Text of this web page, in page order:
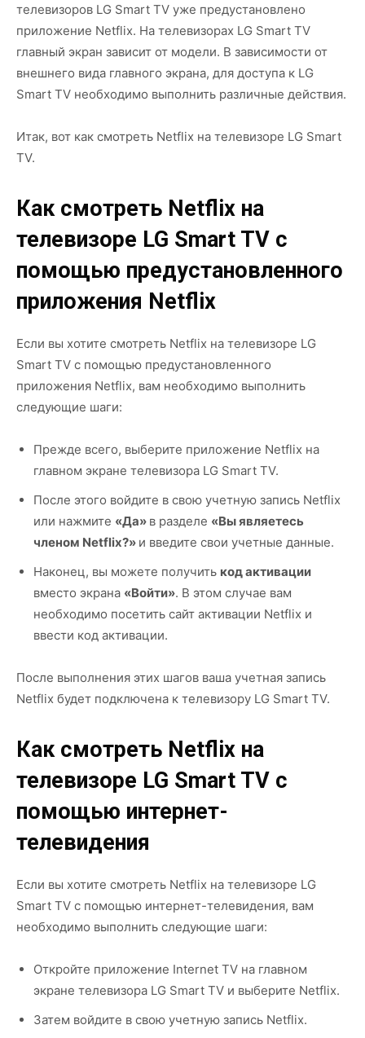
телевизоров LG Smart TV уже предустановлено
приложение Netflix. На телевизорах LG Smart TV
главный экран зависит от модели. В зависимости от
внешнего вида главного экрана, для доступа к LG
Smart TV необходимо выполнить различные действия.
Итак, вот как смотреть Netflix на телевизоре LG Smart
TV.
Как смотреть Netflix на
телевизоре LG Smart TV с
помощью предустановленного
приложения Netflix
Если вы хотите смотреть Netflix на телевизоре LG
Smart TV с помощью предустановленного
приложения Netflix, вам необходимо выполнить
следующие шаги:
Прежде всего, выберите приложение Netflix на
главном экране телевизора LG Smart TV.
После этого войдите в свою учетную запись Netflix
или нажмите «Да» в разделе «Вы являетесь
членом Netflix?» и введите свои учетные данные.
Наконец, вы можете получить код активации
вместо экрана «Войти». В этом случае вам
необходимо посетить сайт активации Netflix и
ввести код активации.
После выполнения этих шагов ваша учетная запись
Netflix будет подключена к телевизору LG Smart TV.
Как смотреть Netflix на
телевизоре LG Smart TV с
помощью интернет-
телевидения
Если вы хотите смотреть Netflix на телевизоре LG
Smart TV с помощью интернет-телевидения, вам
необходимо выполнить следующие шаги:
Откройте приложение Internet TV на главном
экране телевизора LG Smart TV и выберите Netflix.
Затем войдите в свою учетную запись Netflix.